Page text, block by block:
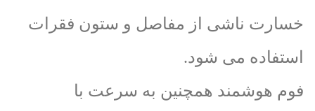
خسارت ناشی از مفاصل و ستون فقرات
استفاده می شود.
فوم هوشمند همچنین به سرعت با